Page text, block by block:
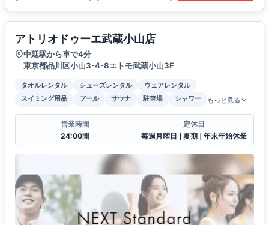
アトリオドゥーエ武蔵小山店
中延駅から車で4分
東京都品川区小山3-4-8エトモ武蔵小山3F
タオルレンタル シューズレンタル
ウェアレンタル
スイミング用品
プール サウナ 駐車場 シャワー もっと見る
営業時間
24:00間
定休日
毎週月曜日❘夏期❘年末年始休業